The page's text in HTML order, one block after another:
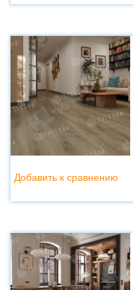
Добавить к сравнению